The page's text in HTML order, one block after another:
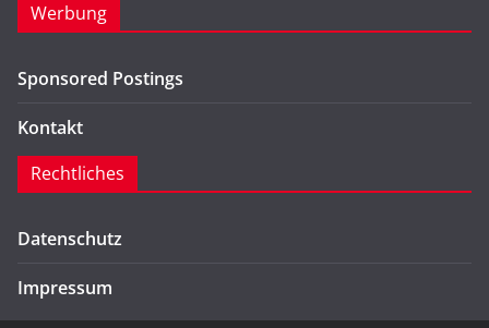
Werbung
Sponsored Postings
Kontakt
Rechtliches
Datenschutz
Impressum